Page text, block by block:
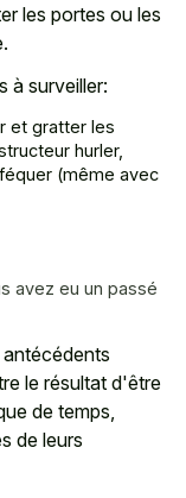
les portes ou les
à surveiller:
et gratter les
hurler,
(même avec
avez eu un passé
le résultat d'être
de temps,
de leurs